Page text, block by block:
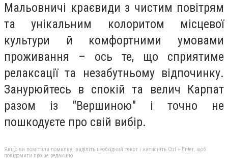
Мальовничі краєвиди з чистим повітрям
та унікальним колоритом місцевої
культури й комфортними умовами
проживання – ось те, що сприятиме
релаксації та незабутньому відпочинку.
Занурюйтесь в спокій та велич Карпат
разом із "Вершиною" і точно не
пошкодуєте про свій вибір.
Якщо ви помітили помилку, виділіть необхідний текст і натисніть Ctrl + Enter, щоб
повідомити про це редакцію